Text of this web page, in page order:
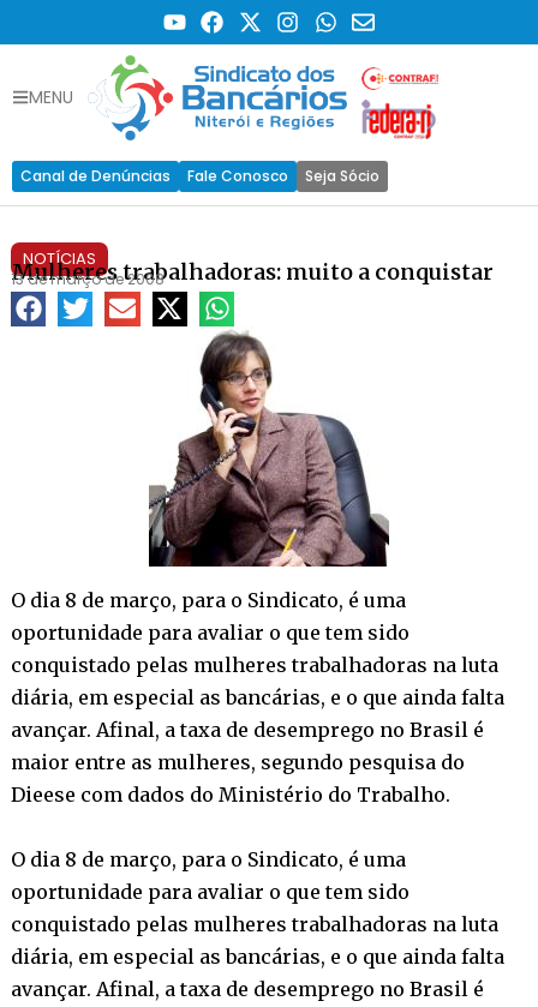
MENU
Canal de Denúncias Fale Conosco Seja Sócio
NOTÍCIAS
Mulheres trabalhadoras: muito a conquistar
13 de março de 2008
O dia 8 de março, para o Sindicato, é uma
oportunidade para avaliar o que tem sido
conquistado pelas mulheres trabalhadoras na luta
diária, em especial as bancárias, e o que ainda falta
avançar. Afinal, a taxa de desemprego no Brasil é
maior entre as mulheres, segundo pesquisa do
Dieese com dados do Ministério do Trabalho.
O dia 8 de março, para o Sindicato, é uma
oportunidade para avaliar o que tem sido
conquistado pelas mulheres trabalhadoras na luta
diária, em especial as bancárias, e o que ainda falta
avançar. Afinal, a taxa de desemprego no Brasil é